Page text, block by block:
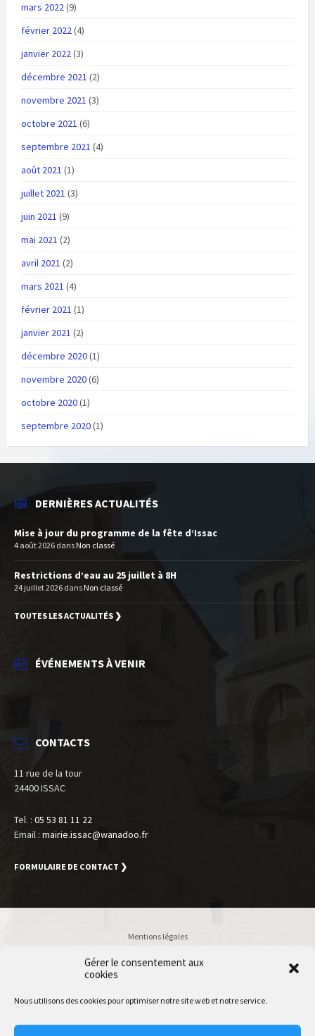
Gérer le consentement aux
cookies
Nous utilisons des cookies pour optimiser notre site web et notre service.
mars 2022(9)
février 2022(4)
janvier 2022(3)
décembre 2021 (2)
novembre 2021 (3)
octobre 2021 (6)
septembre 2021 (4)
août 2021 (1)
juillet 2021 (3)
juin 2021 (9)
mai 2021 (2)
avril 2021 (2)
mars 2021 (4)
février 2021 (1)
janvier 2021 (2)
décembre 2020(1)
novembre 2020(6)
octobre 2020(1)
septembre 2020(1)
DERNIÈRES ACTUALITÉS
Mise à jour du programme de la fête d’Issac
4 août 2026 dansNon classé
Restrictions d’eau au 25 juillet à 8H
24 juillet 2026 dansNon classé
TOUTES LES ACTUALITÉS ❯
ÉVÉNEMENTS À VENIR
CONTACTS
11 rue de la tour
24400 ISSAC
Tel. : 05 53 81 11 22
Email : mairie.issac@wanadoo.fr
FORMULAIRE DE CONTACT ❯
Mentions légales